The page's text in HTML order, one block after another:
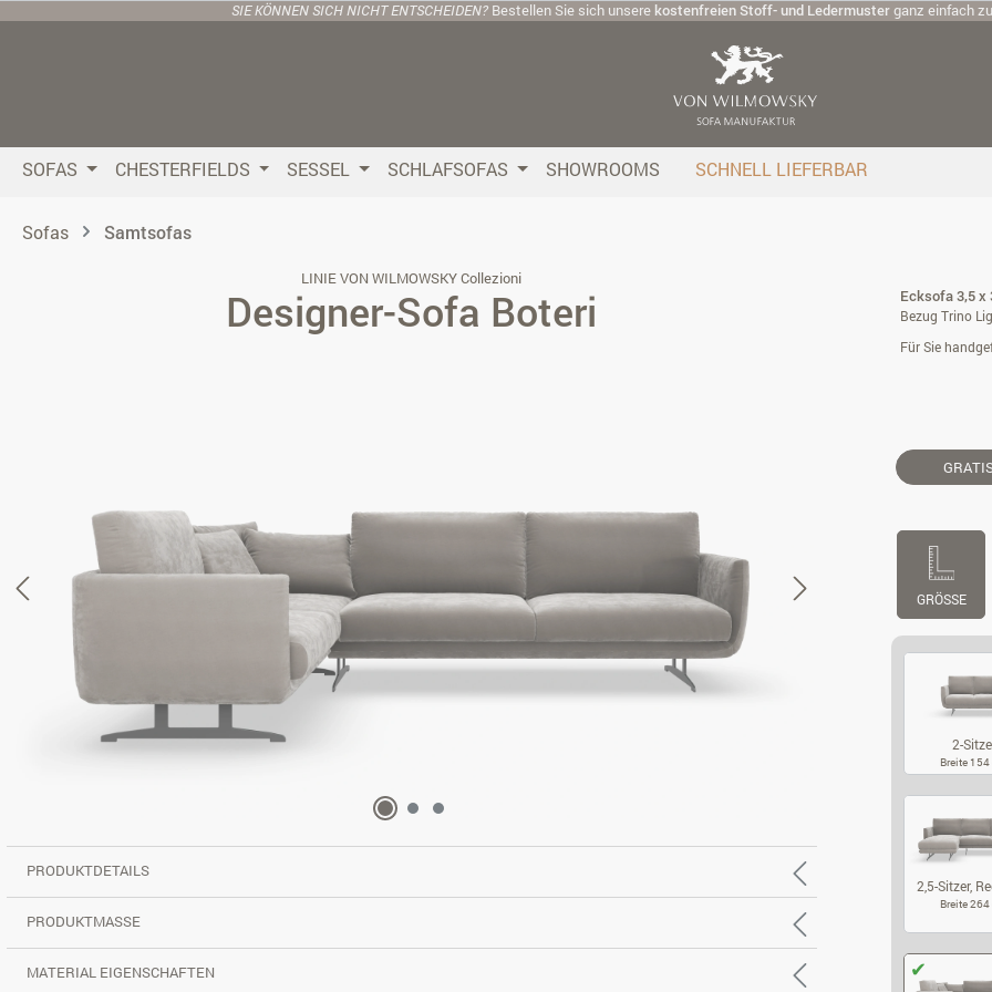
Hauptinhalt springen
Zur Suche springen
Zur Hauptnavigation springen
SIE KÖNNEN SICH NICHT ENTSCHEIDEN? Bestellen Sie sich unsere kostenfreien Stoff- und Ledermusterganz einfach
SOFAS CHESTERFIELDS SESSEL SCHLAFSOFAS SHOWROOMS SCHNELL LIEFERBAR
Sofas Samtsofas
LINIE VON WILMOWSKY Collezioni
Designer-Sofa Boteri Ecksofa 3,5
Bezug Trino
Für Sie
GRÖSSE
2-
Breite 154
2,5-Sitzer,
Breite 264
PRODUKTDETAILS
PRODUKTMASSE
MATERIAL EIGENSCHAFTEN